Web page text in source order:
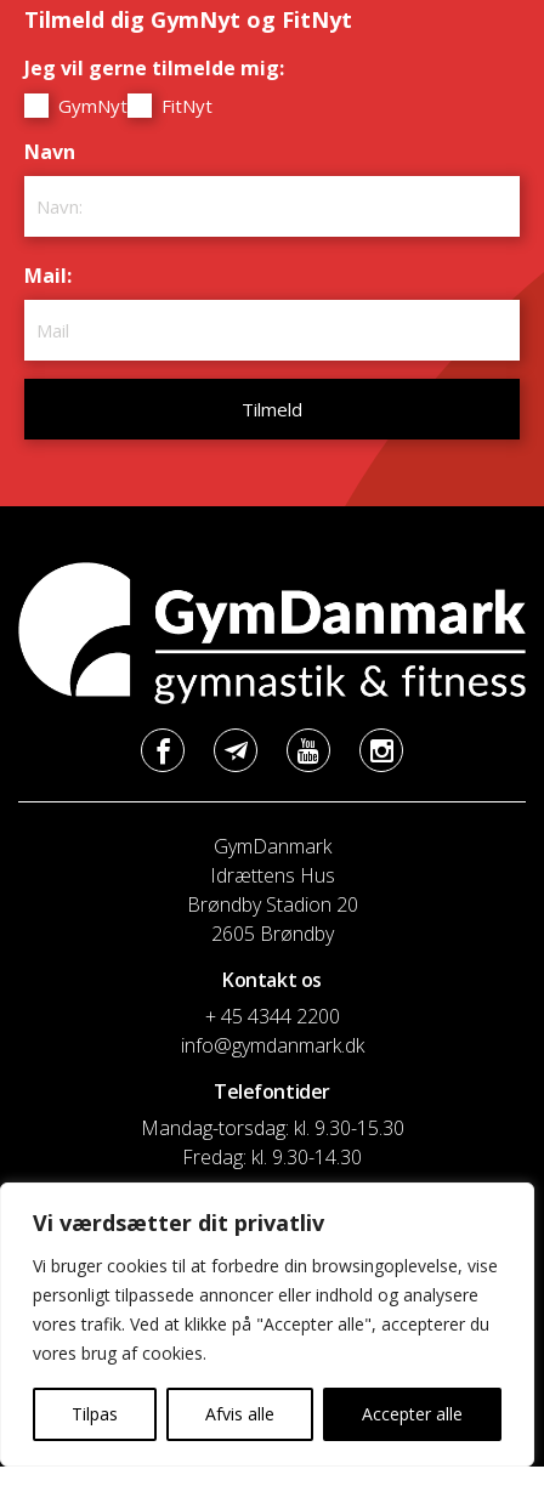
Vi værdsætter dit privatliv
Vi bruger cookies til at forbedre din browsingoplevelse, vise
personligt tilpassede annoncer eller indhold og analysere
vores trafik. Ved at klikke på "Accepter alle", accepterer du
vores brug af cookies.
Tilpas Afvis alle Accepter alle
Tilmeld dig GymNyt og FitNyt
Jeg vil gerne tilmelde mig:
GymNyt FitNyt
Navn
Mail:
GymDanmark
Idrættens Hus
Brøndby Stadion 20
2605 Brøndby
Kontakt os
+ 45 4344 2200
info@gymdanmark.dk
Telefontider
Mandag-torsdag: kl. 9.30-15.30
Fredag: kl. 9.30-14.30
CVR nr. 20916818
Reg. & Kontonr.: 4180 3119119022
Privatlivspolitik og cookies
Kontakt os
Kalender